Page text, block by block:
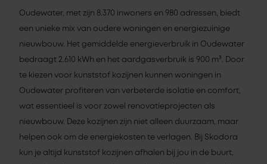
Oudewater, met zijn 8.370 inwoners en 980 adressen, biedt
een unieke mix van oudere woningen en energiezuinige
nieuwbouw. Het gemiddelde energieverbruik in Oudewater
bedraagt 2.610 kWh en het aardgasverbruik is 900 m³. Door
te kiezen voor kunststof kozijnen kunnen woningen in
Oudewater profiteren van verbeterde isolatie en comfort,
wat essentieel is voor zowel renovatieprojecten als
nieuwbouw. Deze kozijnen zijn niet alleen duurzaam, maar
helpen ook om de energiekosten te verlagen. Bij Skodora
kun je altijd kunststof kozijnen afhalen bij jou in de buurt,